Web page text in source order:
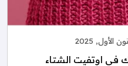
في اوتفيت الشتاء